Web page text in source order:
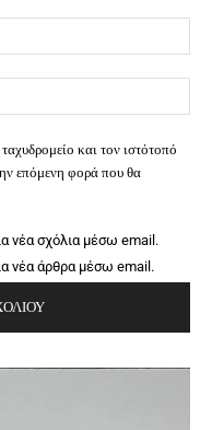
και τον ιστότοπό
επόμενη φορά που θα
νέα σχόλια μέσω email.
νέα άρθρα μέσω email.